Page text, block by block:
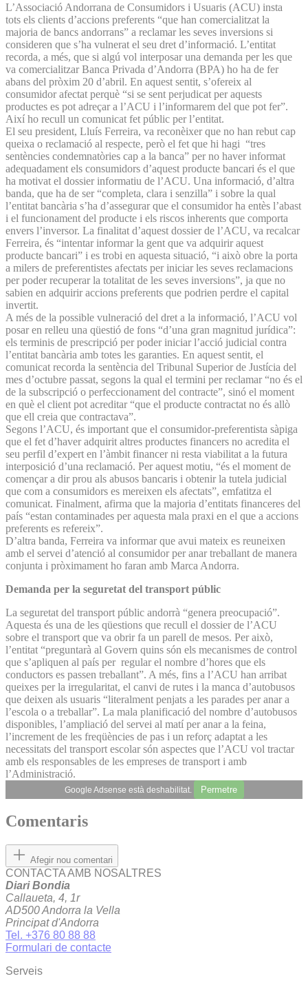
L’Associació Andorrana de Consumidors i Usuaris (ACU) insta
tots els clients d’accions preferents “que han comercialitzat la
majoria de bancs andorrans” a reclamar les seves inversions si
consideren que s’ha vulnerat el seu dret d’informació. L’entitat
recorda, a més, que si algú vol interposar una demanda per les que
va comercialitzar Banca Privada d’Andorra (BPA) ho ha de fer
abans del pròxim 20 d’abril. En aquest sentit, s’ofereix al
consumidor afectat perquè “si se sent perjudicat per aquests
productes es pot adreçar a l’ACU i l’informarem del que pot fer”.
Així ho recull un comunicat fet públic per l’entitat.
El seu president, Lluís Ferreira, va reconèixer que no han rebut cap
queixa o reclamació al respecte, però el fet que hi hagi “tres
sentències condemnatòries cap a la banca” per no haver informat
adequadament els consumidors d’aquest producte bancari és el que
ha motivat el dossier informatiu de l’ACU. Una informació, d’altra
banda, que ha de ser “completa, clara i senzilla” i sobre la qual
l’entitat bancària s’ha d’assegurar que el consumidor ha entès l’abast
i el funcionament del producte i els riscos inherents que comporta
envers l’inversor. La finalitat d’aquest dossier de l’ACU, va recalcar
Ferreira, és “intentar informar la gent que va adquirir aquest
producte bancari” i es trobi en aquesta situació, “i això obre la porta
a milers de preferentistes afectats per iniciar les seves reclamacions
per poder recuperar la totalitat de les seves inversions”, ja que no
sabien en adquirir accions preferents que podrien perdre el capital
invertit.
A més de la possible vulneració del dret a la informació, l’ACU vol
posar en relleu una qüestió de fons “d’una gran magnitud jurídica”:
els terminis de prescripció per poder iniciar l’acció judicial contra
l’entitat bancària amb totes les garanties. En aquest sentit, el
comunicat recorda la sentència del Tribunal Superior de Justícia del
mes d’octubre passat, segons la qual el termini per reclamar “no és el
de la subscripció o perfeccionament del contracte”, sinó el moment
en què el client pot acreditar “que el producte contractat no és allò
que ell creia que contractava”.
Segons l’ACU, és important que el consumidor-preferentista sàpiga
que el fet d’haver adquirit altres productes financers no acredita el
seu perfil d’expert en l’àmbit financer ni resta viabilitat a la futura
interposició d’una reclamació. Per aquest motiu, “és el moment de
començar a dir prou als abusos bancaris i obtenir la tutela judicial
que com a consumidors es mereixen els afectats”, emfatitza el
comunicat. Finalment, afirma que la majoria d’entitats financeres del
país “estan contaminades per aquesta mala praxi en el que a accions
preferents es refereix”.
D’altra banda, Ferreira va informar que avui mateix es reuneixen
amb el servei d’atenció al consumidor per anar treballant de manera
conjunta i pròximament ho faran amb Marca Andorra.
Demanda per la seguretat del transport públic
La seguretat del transport públic andorrà “genera preocupació”.
Aquesta és una de les qüestions que recull el dossier de l’ACU
sobre el transport que va obrir fa un parell de mesos. Per això,
l’entitat “preguntarà al Govern quins són els mecanismes de control
que s’apliquen al país per regular el nombre d’hores que els
conductors es passen treballant”. A més, fins a l’ACU han arribat
queixes per la irregularitat, el canvi de rutes i la manca d’autobusos
que deixen als usuaris “literalment penjats a les parades per anar a
l’escola o a treballar”. La mala planificació del nombre d’autobusos
disponibles, l’ampliació del servei al matí per anar a la feina,
l’increment de les freqüències de pas i un reforç adaptat a les
necessitats del transport escolar són aspectes que l’ACU vol tractar
amb els responsables de les empreses de transport i amb
l’Administració.
Google Adsense està deshabilitat. Permetre
Comentaris
Afegir nou comentari
CONTACTA AMB NOSALTRES
Diari Bondia
Callaueta, 4, 1r
AD500 Andorra la Vella
Principat d'Andorra
Tel. +376 80 88 88
Formulari de contacte
Serveis